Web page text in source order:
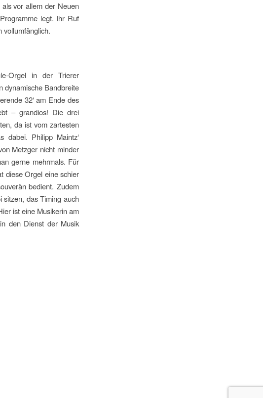
vor allem der Neuen
legt. Ihr Ruf
vollumfänglich.
Orgel in der Trierer
dynamische Bandbreite
32‘ am Ende des
– grandios! Die drei
da ist vom zartesten
dabei. Philipp Maintz‘
Metzger nicht minder
gerne mehrmals. Für
diese Orgel eine schier
bedient. Zudem
sitzen, das Timing auch
ist eine Musikerin am
den Dienst der Musik